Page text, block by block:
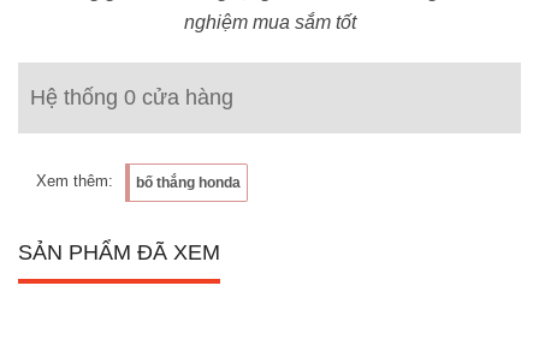
nghiệm mua sắm tốt
Hệ thống 0 cửa hàng
Xem thêm: bố thắng honda
SẢN PHẨM ĐÃ XEM